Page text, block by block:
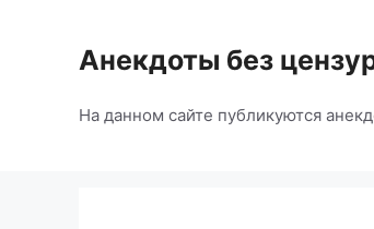
содержимомуАнекдоты без
На данном сайте публикуются